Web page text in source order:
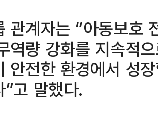
관계자는 “아동보호
역량 강화를 지속적
안전한 환경에서 성
고 말했다.